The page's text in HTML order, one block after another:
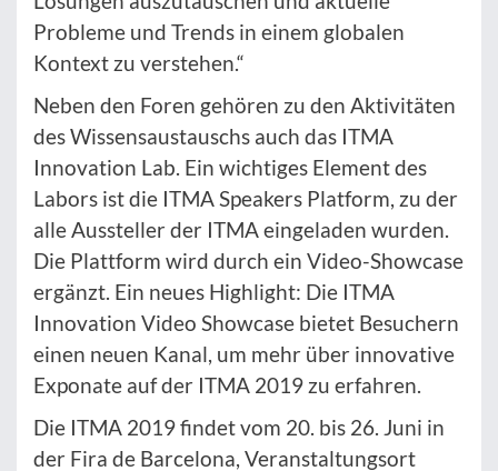
Probleme und Trends in einem globalen
Kontext zu verstehen.“
Neben den Foren gehören zu den Aktivitäten
des Wissensaustauschs auch das ITMA
Innovation Lab. Ein wichtiges Element des
Labors ist die ITMA Speakers Platform, zu der
alle Aussteller der ITMA eingeladen wurden.
Die Plattform wird durch ein Video-Showcase
ergänzt. Ein neues Highlight: Die ITMA
Innovation Video Showcase bietet Besuchern
einen neuen Kanal, um mehr über innovative
Exponate auf der ITMA 2019 zu erfahren.
Die ITMA 2019 findet vom 20. bis 26. Juni in
der Fira de Barcelona, Veranstaltungsort